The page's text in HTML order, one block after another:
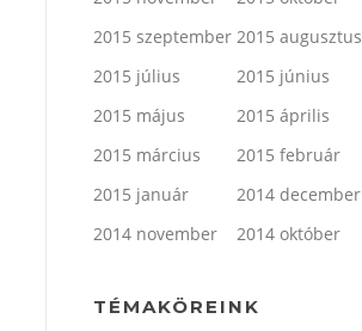
2015 szeptember 2015 augusztus
2015 július
2015 június
2015 május
2015 április
2015 március
2015 február
2015 január
2014 december
2014 november
2014 október
TÉMAKÖREINK